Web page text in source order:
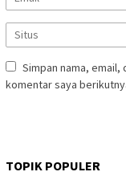
Simpan nama,
komentar saya
TOPIK POPULER